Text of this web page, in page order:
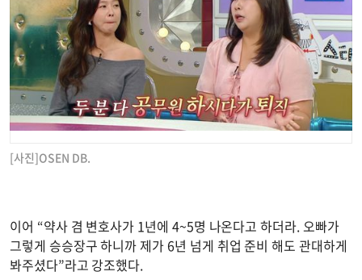
[사진]OSEN DB.
이어 “약사 겸 변호사가 1년에 4~5명 나온다고 하더라. 오빠가
그렇게 승승장구 하니까 제가 6년 넘게 취업 준비 해도 관대하게
봐주셨다”라고 강조했다.